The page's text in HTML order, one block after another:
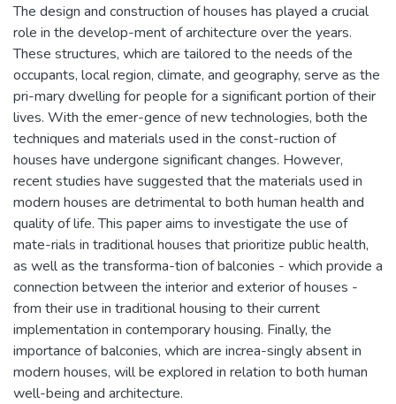
The design and construction of houses has played a crucial
role in the develop-ment of architecture over the years.
These structures, which are tailored to the needs of the
occupants, local region, climate, and geography, serve as the
pri-mary dwelling for people for a significant portion of their
lives. With the emer-gence of new technologies, both the
techniques and materials used in the const-ruction of
houses have undergone significant changes. However,
recent studies have suggested that the materials used in
modern houses are detrimental to both human health and
quality of life. This paper aims to investigate the use of
mate-rials in traditional houses that prioritize public health,
as well as the transforma-tion of balconies - which provide a
connection between the interior and exterior of houses -
from their use in traditional housing to their current
implementation in contemporary housing. Finally, the
importance of balconies, which are increa-singly absent in
modern houses, will be explored in relation to both human
well-being and architecture.